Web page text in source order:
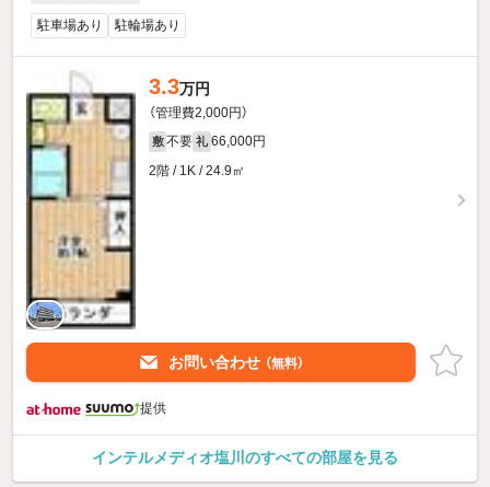
駐車場あり 駐輪場あり
3.3万円
（管理費2,000円）
敷 不要 礼 66,000円
2階 / 1K / 24.9㎡
お問い合わせ （無料）
提供
インテルメディオ塩川のすべての部屋を見る